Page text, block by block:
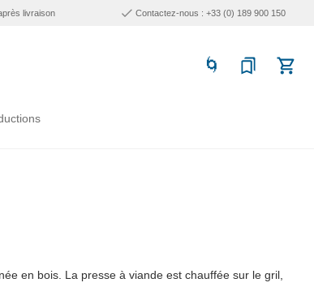
livraison Contactez-nous : +33 (0) 189 900 150
en bois. La presse à viande est chauffée sur le gril,